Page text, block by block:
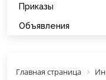
Приказы
Объявления
Главная страница